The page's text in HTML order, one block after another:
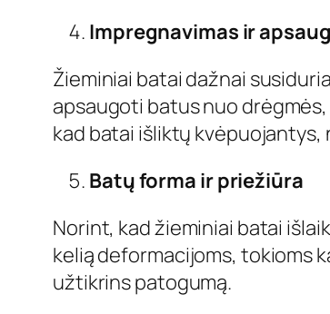
Impregnavimas ir
Žieminiai batai dažnai
apsaugoti batus nuo
kad batai išliktų
Batų forma ir priežiūra
Norint, kad žieminiai batai
kelią deformacijoms, tokioms
užtikrins patogumą.